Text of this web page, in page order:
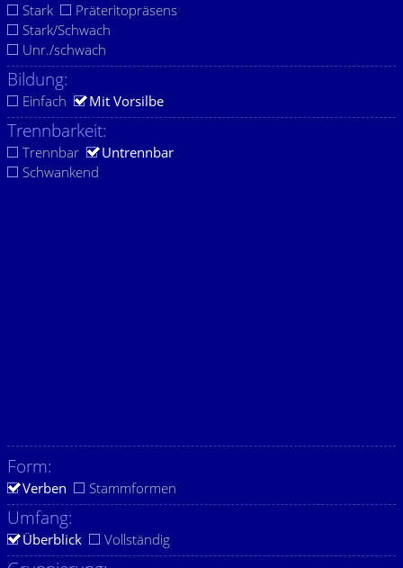
Stark
Präteritopräsens
Stark/Schwach
Unr./schwach
Bildung:
Einfach Mit Vorsilbe
Trennbarkeit:
Trennbar
Untrennbar
Schwankend
Form:
Verben Stammformen
Umfang:
Überblick Vollständig